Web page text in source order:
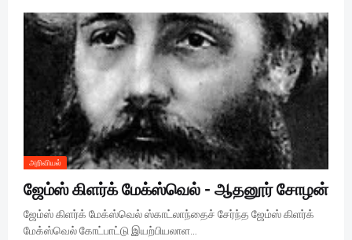
அறிவியல்
ஜேம்ஸ் கிளர்க் மேக்ஸ்வெல் - ஆதனூர் சோழன்
ஜேம்ஸ் கிளர்க் மேக்ஸ்வெல் ஸ்காட்லாந்தைச் சேர்ந்த ஜேம்ஸ் கிளர்க்
மேக்ஸ்வெல் கோட்பாட்டு இயற்பியலாள…